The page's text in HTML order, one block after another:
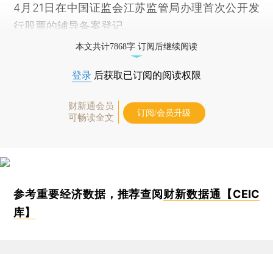
4月21日在中国证监会江苏监管局办理首次公开发
行股票的辅导备案登记。
本文共计7868字 订阅后继续阅读
登录 后获取已订阅的阅读权限
财新通会员
可畅读全文
订阅/会员升级
参考重要经济数据，推荐查阅财新数据通【CEIC
库】